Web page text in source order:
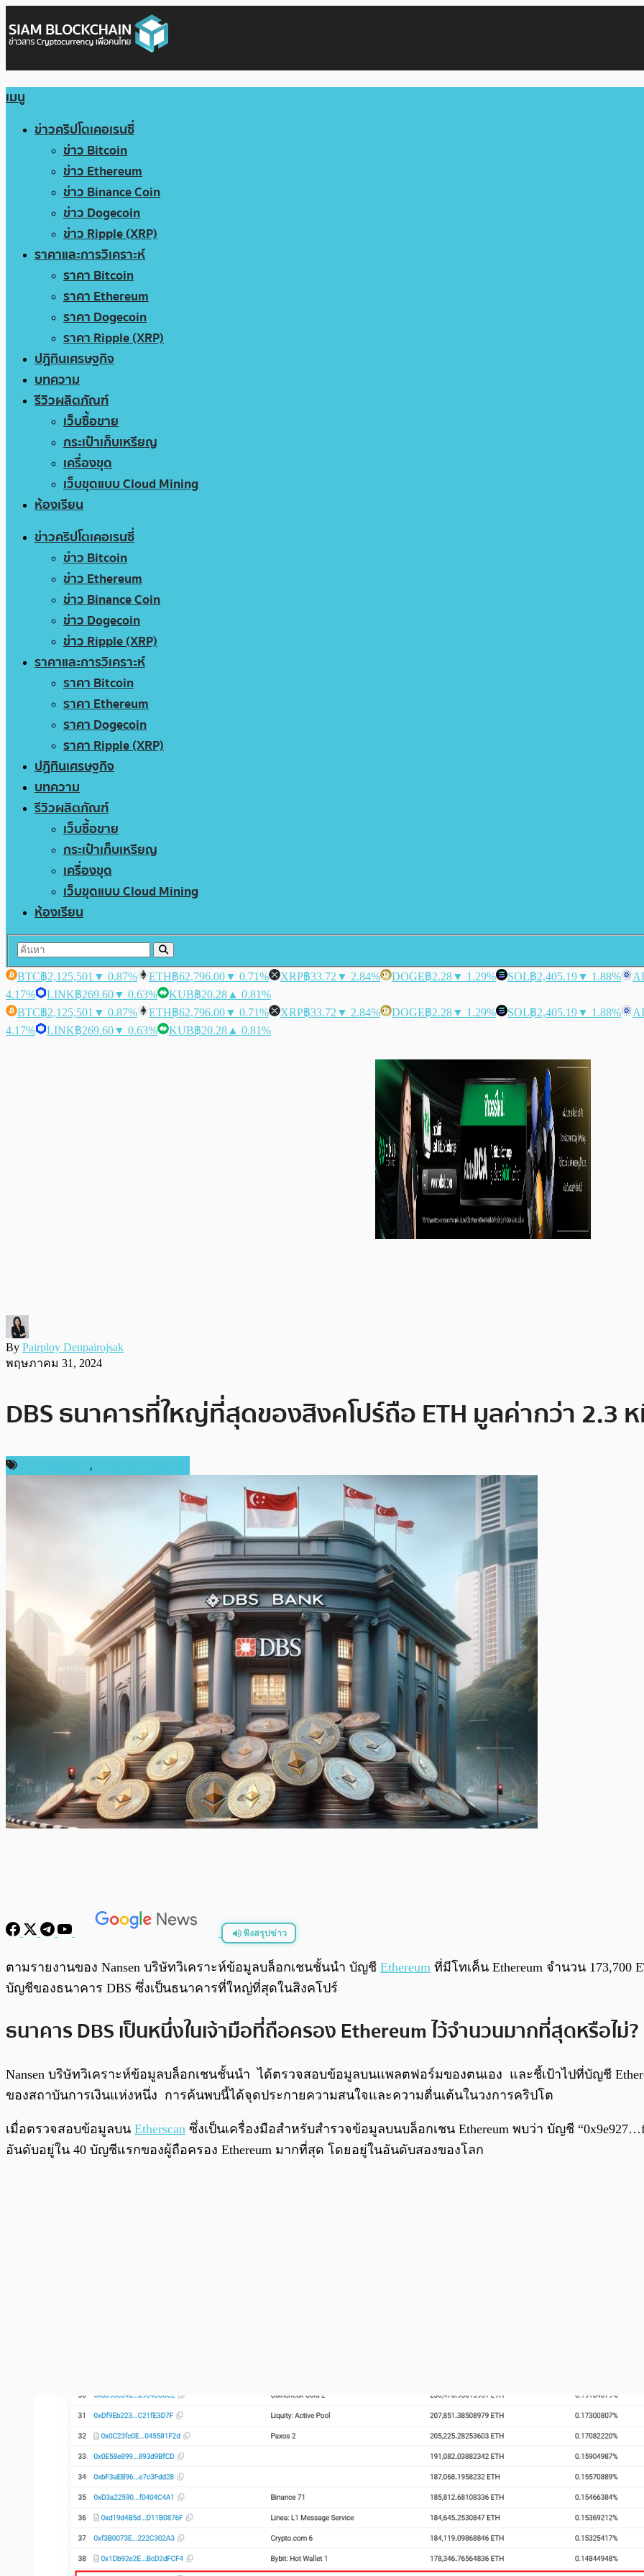
เมนู
ข่าวคริปโตเคอเรนซี่
ข่าว Bitcoin
ข่าว Ethereum
ข่าว Binance Coin
ข่าว Dogecoin
ข่าว Ripple (XRP)
ราคาและการวิเคราะห์
ราคา Bitcoin
ราคา Ethereum
ราคา Dogecoin
ราคา Ripple (XRP)
ปฏิทินเศรษฐกิจ
บทความ
รีวิวผลิตภัณฑ์
เว็บซื้อขาย
กระเป๋าเก็บเหรียญ
เครื่องขุด
เว็บขุดแบบ Cloud Mining
ห้องเรียน
ข่าวคริปโตเคอเรนซี่
ข่าว Bitcoin
ข่าว Ethereum
ข่าว Binance Coin
ข่าว Dogecoin
ข่าว Ripple (XRP)
ราคาและการวิเคราะห์
ราคา Bitcoin
ราคา Ethereum
ราคา Dogecoin
ราคา Ripple (XRP)
ปฏิทินเศรษฐกิจ
บทความ
รีวิวผลิตภัณฑ์
เว็บซื้อขาย
กระเป๋าเก็บเหรียญ
เครื่องขุด
เว็บขุดแบบ Cloud Mining
ห้องเรียน
BTC฿2,125,501 ▼ 0.87% ETH฿62,796.00▼ 0.71% XRP฿33.72 ▼ 2.84% DOGE฿2.28▼ 1.29% SOL฿2,405.19▼ 1.88%
4.17%
LINK฿269.60▼ 0.63% KUB฿20.28 ▲ 0.81%
BTC฿2,125,501 ▼ 0.87% ETH฿62,796.00▼ 0.71% XRP฿33.72 ▼ 2.84% DOGE฿2.28▼ 1.29% SOL฿2,405.19▼ 1.88%
4.17%
LINK฿269.60▼ 0.63% KUB฿20.28 ▲ 0.81%
By Pairploy Denpairojsak
พฤษภาคม 31, 2024
DBS ธนาคารที่ใหญ่ที่สุดของสิงคโปร์ถือ ETH มูลค่ากว่า 2.3
,
ฟังสรุปข่าว
ตามรายงานของ Nansen บริษัทวิเคราะห์ข้อมูลบล็อกเชนชั้นนำ บัญชี Ethereum ที่มีโทเค็น Ethereum จำนวน
บัญชีของธนาคาร DBS ซึ่งเป็นธนาคารที่ใหญ่ที่สุดในสิงคโปร์
ธนาคาร DBS เป็นหนึ่งในเจ้ามือที่ถือครอง Ethereum ไว้จำนวนมากที่สุดหรือไม่?
Nansen บริษัทวิเคราะห์ข้อมูลบล็อกเชนชั้นนำ ได้ตรวจสอบข้อมูลบนแพลตฟอร์มของตนเอง และชี้เป้าไปที่บัญชี
ของสถาบันการเงินแห่งหนึ่ง การค้นพบนี้ได้จุดประกายความสนใจและความตื่นเต้นในวงการคริปโต
เมื่อตรวจสอบข้อมูลบน Etherscan ซึ่งเป็นเครื่องมือสำหรับสำรวจข้อมูลบนบล็อกเชน Ethereum พบว่า บัญชี
อันดับอยู่ใน 40 บัญชีแรกของผู้ถือครอง Ethereum มากที่สุด โดยอยู่ในอันดับสองของโลก